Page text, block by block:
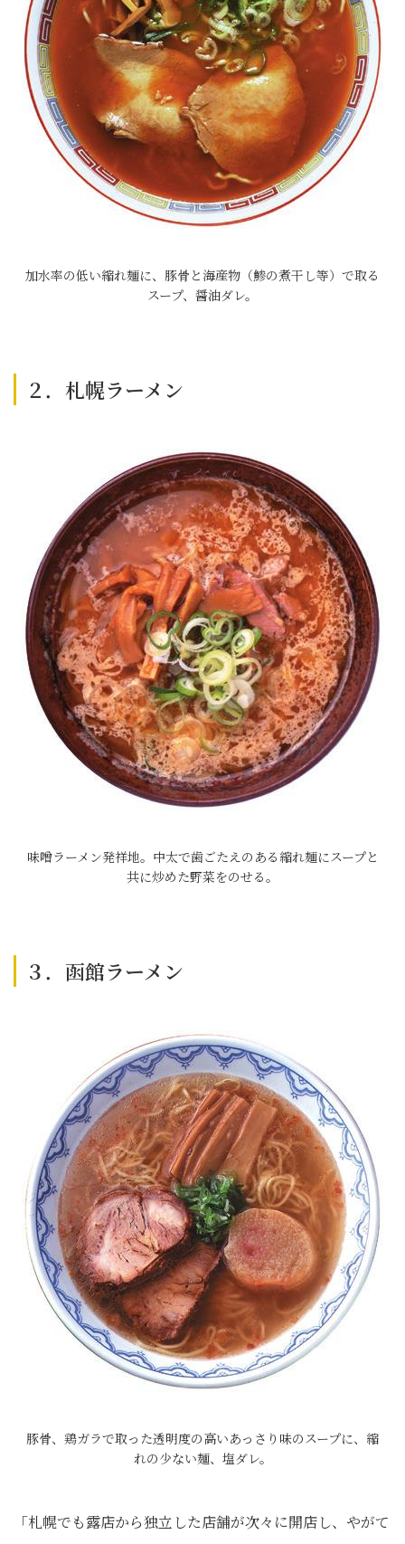
加水率の低い縮れ麺に、豚骨と海産物（鯵の煮干し等）で取る
スープ、醤油ダレ。
２．札幌ラーメン
味噌ラーメン発祥地。中太で歯ごたえのある縮れ麺にスープと
共に炒めた野菜をのせる。
３．函館ラーメン
豚骨、鶏ガラで取った透明度の高いあっさり味のスープに、縮
れの少ない麺、塩ダレ。
「札幌でも露店から独立した店舗が次々に開店し、やがて